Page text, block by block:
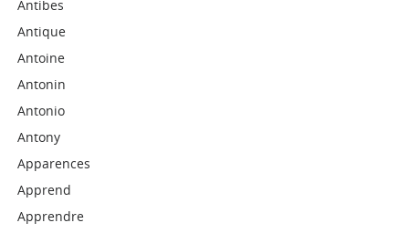
Antibes
Antique
Antoine
Antonin
Antonio
Antony
Apparences
Apprend
Apprendre